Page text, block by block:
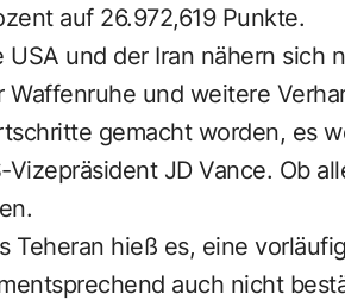
auf 26.972,619 Punkte.
USA und der Iran nähern sich
Waffenruhe und weitere
gemacht worden, es
Vizepräsident JD Vance. Ob
Teheran hieß es, eine
auch nicht